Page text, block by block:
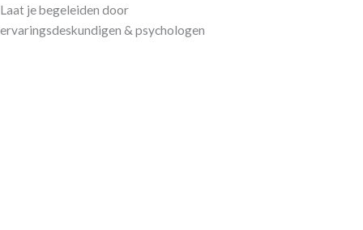
Laat je begeleiden door
ervaringsdeskundigen & psychologen